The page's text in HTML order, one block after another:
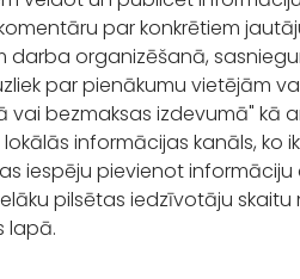
par konkrētiem
organizēšanā,
par pienākumu vietējām
vai bezmaksas izdevumā" kā
informācijas kanāls, ko
iespēju pievienot informāciju
pilsētas iedzīvotāju skaitu
lapā.